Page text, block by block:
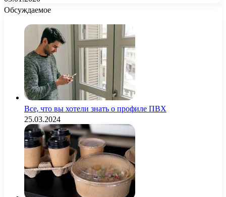
Обсуждаемое
Все, что вы хотели знать о профиле ПВХ
25.03.2024